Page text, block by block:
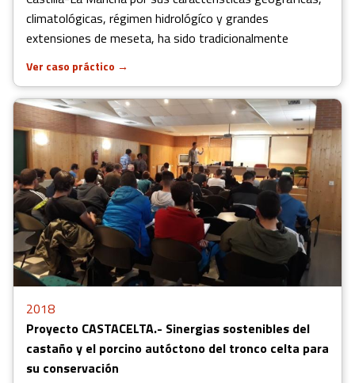
climatológicas, régimen hidrológíco y grandes
extensiones de meseta, ha sido tradicionalmente
Ver caso práctico →
2018
Proyecto CASTACELTA.- Sinergias sostenibles del
castaño y el porcino autóctono del tronco celta para
su conservación